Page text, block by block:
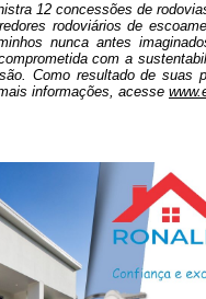
12 concessões de
rodoviários de
nunca antes
com a
Como resultado de suas
informações, acesse